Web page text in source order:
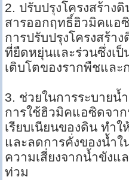
2. ปรับปรุงโครงสร้างดิ
สารออกฤทธิ์ฮิวมิคแ
การปรับปรุงโครงสร้า
ที่ยืดหยุ่นและร่วนซึ่งเป็
เติบโตของรากพืชและ
3. ช่วยในการระบายน้
การใช้ฮิวมิคแอซิดจา
เรียบเนียนของดิน ทำ
และลดการคั่งของน้ำ
ความเสี่ยงจากน้ำขังแ
ท่วม